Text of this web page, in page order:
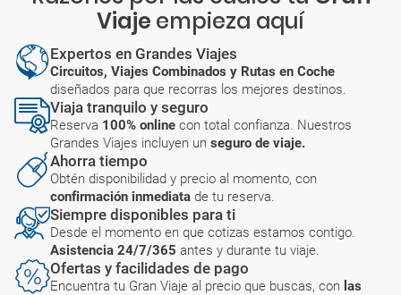
Viaje empieza aquí
Expertos en Grandes Viajes
Circuitos, Viajes Combinados y Rutas en Coche
diseñados para que recorras los mejores destinos.
Viaja tranquilo y seguro
Reserva 100% online con total confianza. Nuestros
Grandes Viajes incluyen un seguro de viaje.
Ahorra tiempo
Obtén disponibilidad y precio al momento, con
confirmación inmediata de tu reserva.
Siempre disponibles para ti
Desde el momento en que cotizas estamos contigo.
Asistencia 24/7/365 antes y durante tu viaje.
Ofertas y facilidades de pago
Encuentra tu Gran Viaje al precio que buscas, con las